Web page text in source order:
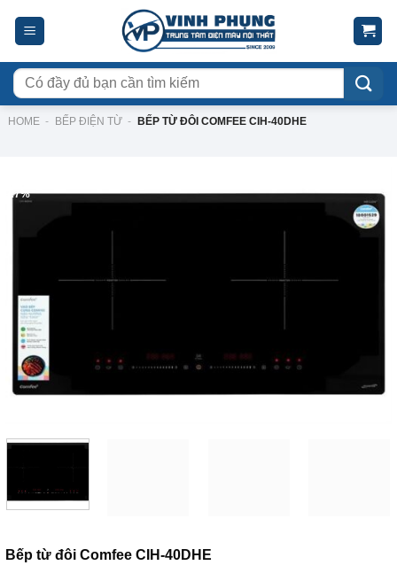
Tìm
kiếm:
HOME - BẾP ĐIỆN TỪ - BẾP TỪ ĐÔI COMFEE CIH-40DHE
-27%
Bếp từ đôi Comfee CIH-40DHE